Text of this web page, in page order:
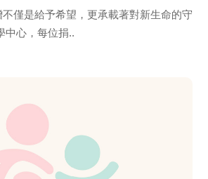
僅是給予希望，更承載著對新生命的守
中心，每位捐..
view
more